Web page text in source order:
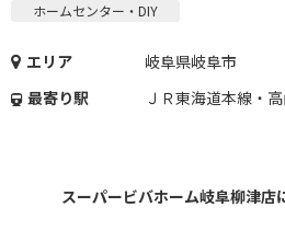
ホームセンター・DIY
エリア
岐阜県岐阜市
最寄り駅
ＪＲ東海道本線・
スーパービバホーム岐阜柳津店